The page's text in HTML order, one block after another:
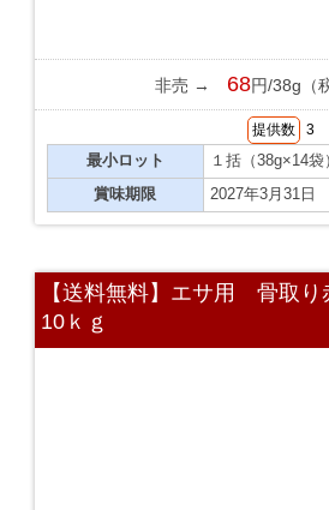
非売 → 68円/38g（
提供数 3
最小ロット
１括（38g×14袋
賞味期限
2027年3月31日
【送料無料】エサ用 骨取
10ｋｇ